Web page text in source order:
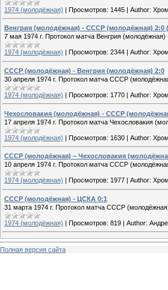
1974 (молодёжная) | Просмотров: 1445 | Author:
Венгрия (молодёжная) - СССР (молодёжная) 2:0
7 мая 1974 г. Протокол матча Венгрия
1974 (молодёжная) Просмотров: 2344 Author:
СССР (молодёжная) - Венгрия (молодёжная) 2:0
30 апреля 1974 г. Протокол матча СССР
1974 (молодёжная) | Просмотров: 1770 | Author:
Чехословакия (молодёжная) - СССР
17 апреля 1974 г. Протокол матча Чехословакия
1974 (молодёжная) | Просмотров: 1630 | Author:
СССР (молодёжная) – Чехословакия
10 апреля 1974 г. Протокол матча СССР
1974 (молодёжная) Просмотров: 1977 Author:
СССР (молодёжная) - ЦСКА 0:1
31 марта 1974 г. Протокол матча СССР
1974 (молодёжная) | Просмотров: 819 | Author:
Полная версия сайта